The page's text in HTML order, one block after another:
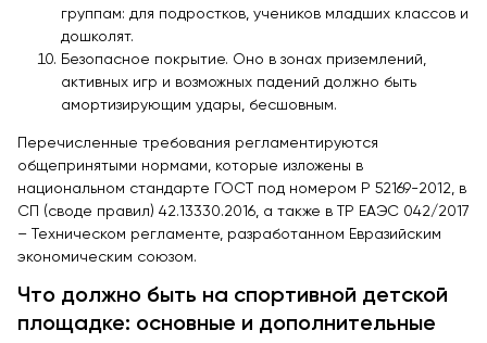
группам: для подростков, учеников младших классов и
дошколят.
Безопасное покрытие. Оно в зонах приземлений,
активных игр и возможных падений должно быть
амортизирующим удары, бесшовным.
Перечисленные требования регламентируются
общепринятыми нормами, которые изложены в
национальном стандарте ГОСТ под номером Р 52169-2012, в
СП (своде правил) 42.13330.2016, а также в ТР ЕАЭС 042/2017
– Техническом регламенте, разработанном Евразийским
экономическим союзом.
Что должно быть на спортивной детской
площадке: основные и дополнительные